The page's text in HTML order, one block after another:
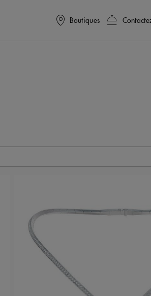
Boutiques